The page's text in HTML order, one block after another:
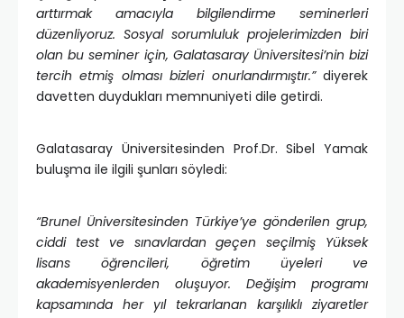
arttırmak amacıyla bilgilendirme seminerleri
düzenliyoruz. Sosyal sorumluluk projelerimizden biri
olan bu seminer için, Galatasaray Üniversitesi’nin bizi
tercih etmiş olması bizleri onurlandırmıştır.”diyerek
davetten duydukları memnuniyeti dile getirdi.
Galatasaray Üniversitesinden Prof.Dr. Sibel Yamak
buluşma ile ilgili şunları söyledi:
“Brunel Üniversitesinden Türkiye’ye gönderilen grup,
ciddi test ve sınavlardan geçen seçilmiş Yüksek
lisans öğrencileri, öğretim üyeleri ve
akademisyenlerden oluşuyor. Değişim programı
kapsamında her yıl tekrarlanan karşılıklı ziyaretler